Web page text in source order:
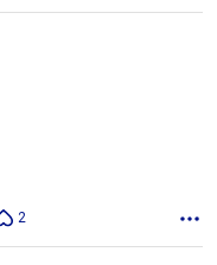
2